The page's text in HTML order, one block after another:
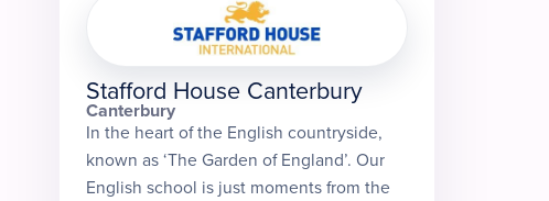
Stafford House Canterbury
Canterbury
In the heart of the English countryside,
known as ‘The Garden of England’. Our
English school is just moments from the